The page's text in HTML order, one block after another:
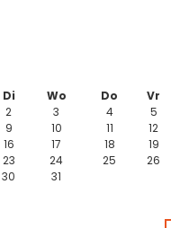
Di Wo Do Vr
2 3 4 5
9 10 11 12
16 17 18 19
23 24 25 26
30 31